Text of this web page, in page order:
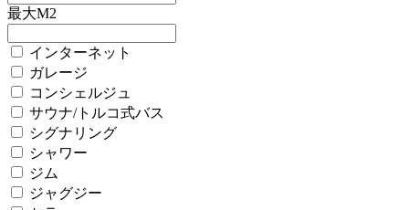
最大M2
インターネット
ガレージ
コンシェルジュ
サウナ/トルコ式バス
シグナリング
シャワー
ジム
ジャグジー